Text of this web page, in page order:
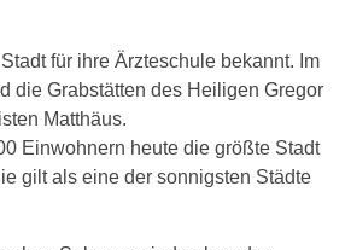
für ihre Ärzteschule bekannt. Im
die Grabstätten des Heiligen Gregor
Matthäus.
Einwohnern heute die größte Stadt
gilt als eine der sonnigsten Städte